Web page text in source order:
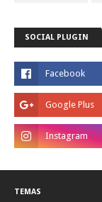
SOCIAL PLUGIN
TEMAS